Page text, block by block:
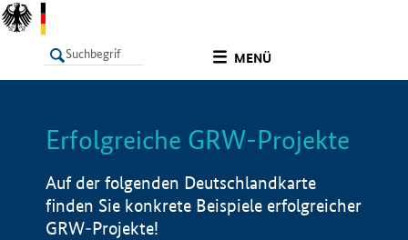
MENÜ
LISTE Info
Erfolgreiche GRW-Projekte
Auf der folgenden Deutschlandkarte
finden Sie konkrete Beispiele erfolgreicher
GRW-Projekte!